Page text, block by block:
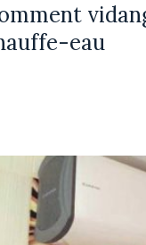
eau